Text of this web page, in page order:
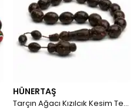
HÜNERTAŞ
Tarçın Ağacı Kızılcık Kesim Tespih